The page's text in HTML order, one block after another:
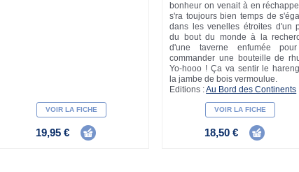
VOIR LA FICHE
19,95 €
bonheur on venait à en
s'ra toujours bien temps de
dans les venelles étroites d'un
du bout du monde à la
d'une taverne enfumée
commander une bouteille de
Yo-hooo ! Ça va sentir le
la jambe de bois vermoulue.
Editions :Au Bord des Continents
VOIR LA FICHE
18,50 €